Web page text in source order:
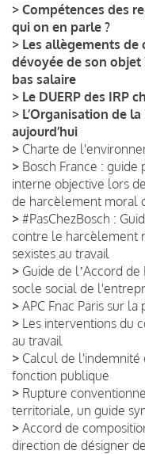
> Compétences des
qui on en parle ?
> Les allègements de
dévoyée de son
bas salaire
> Le DUERP des IRP
> L’Organisation de
aujourd’hui
> Charte de
> Bosch France :
interne objective lors
de harcèlement moral
> #PasChezBosch :
contre le harcèlement
sexistes au travail
> Guide de lʼAccord
socle social de
> APC Fnac Paris sur
> Les interventions du
au travail
> Calcul de
fonction publique
> Rupture
territoriale, un guide
> Accord de
direction de désigner